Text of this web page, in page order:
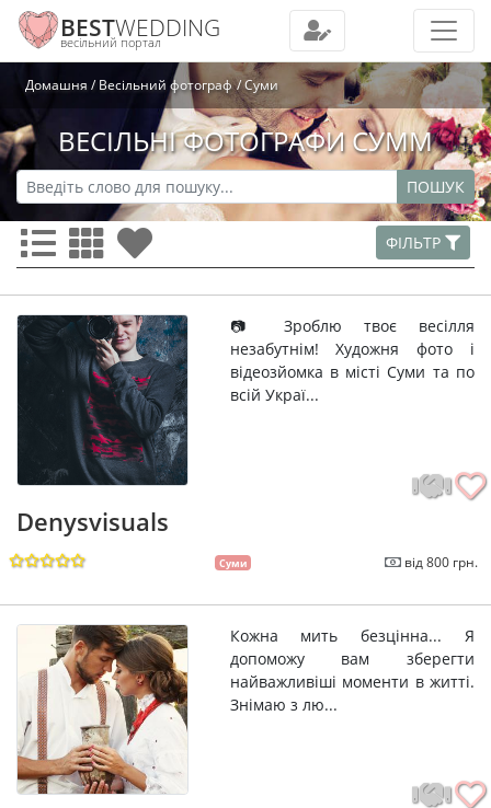
BESTWEDDING
весільний портал
Домашня Весільний фотограф Суми
ВЕСІЛЬНІ ФОТОГРАФИ СУММ
ПОШУК
ФІЛЬТР
📷 Зроблю твоє весілля
незабутнім! Художня фото і
відеозйомка в місті Суми та по
всій Украї...
Denysvisuals
Суми від 800 грн.
Кожна мить безцінна... Я
допоможу вам зберегти
найважливіші моменти в житті.
Знімаю з лю...